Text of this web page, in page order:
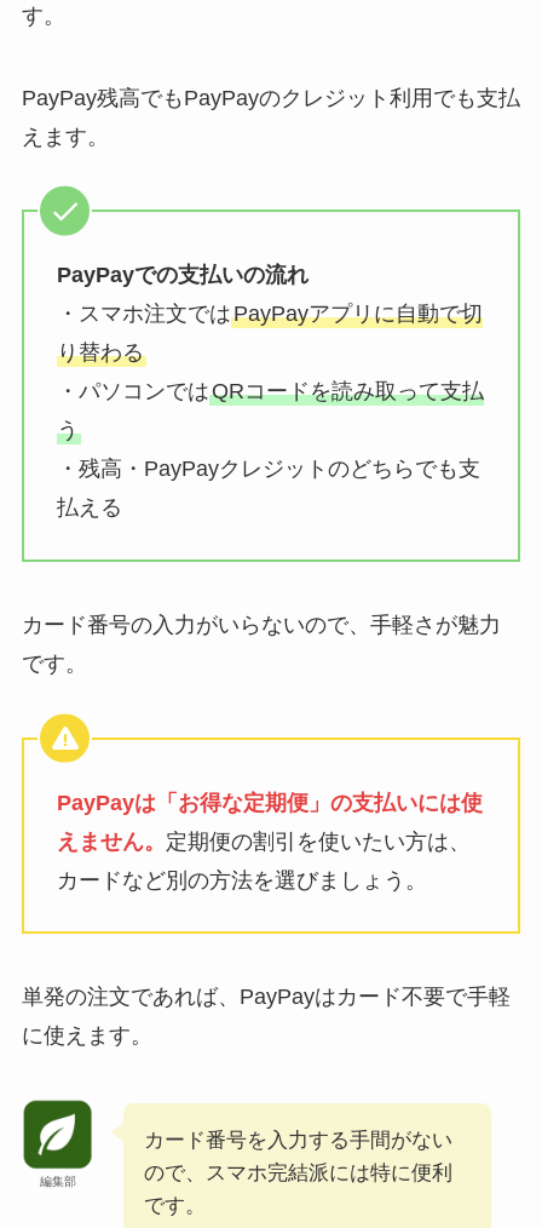
す。
PayPay残高でもPayPayのクレジット利用でも支払
えます。
PayPayでの支払いの流れ
・スマホ注文ではPayPayアプリに自動で切
り替わる
・パソコンではQRコードを読み取って支払
う
・残高・PayPayクレジットのどちらでも支
払える
カード番号の入力がいらないので、手軽さが魅力
です。
PayPayは「お得な定期便」の支払いには使
えません。 定期便の割引を使いたい方は、
カードなど別の方法を選びましょう。
単発の注文であれば、PayPayはカード不要で手軽
に使えます。
編集部
カード番号を入力する手間がない
ので、スマホ完結派には特に便利
です。